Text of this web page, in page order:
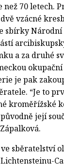
70 letech.
vzácné
sbírky Národní
a za druhé
je pak
“Je to
kroměřížské
její
sběratelství